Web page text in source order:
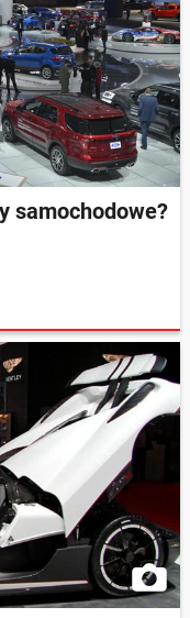
samochodowe?